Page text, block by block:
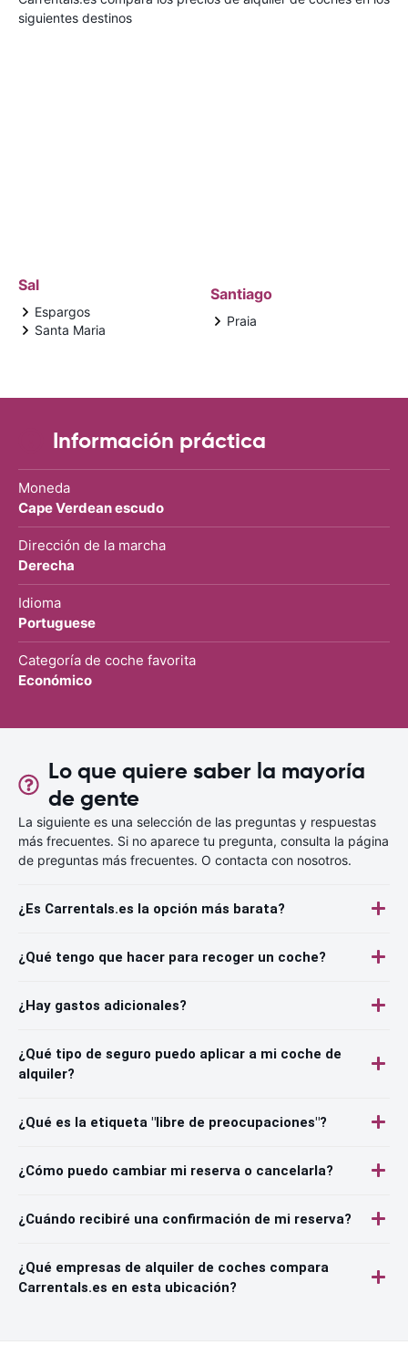
siguientes destinos
Sal
Espargos
Santa Maria
Santiago
Praia
Información práctica
Moneda
Cape Verdean escudo
Dirección de la marcha
Derecha
Idioma
Portuguese
Categoría de coche favorita
Económico
Lo que quiere saber la mayoría
de gente
La siguiente es una selección de las preguntas y respuestas
más frecuentes. Si no aparece tu pregunta, consulta la página
de preguntas más frecuentes. O contacta con nosotros.
¿Es Carrentals.es la opción más barata?
¿Qué tengo que hacer para recoger un coche?
¿Hay gastos adicionales?
¿Qué tipo de seguro puedo aplicar a mi coche de
alquiler?
¿Qué es la etiqueta "libre de preocupaciones"?
¿Cómo puedo cambiar mi reserva o cancelarla?
¿Cuándo recibiré una confirmación de mi reserva?
¿Qué empresas de alquiler de coches compara
Carrentals.es en esta ubicación?